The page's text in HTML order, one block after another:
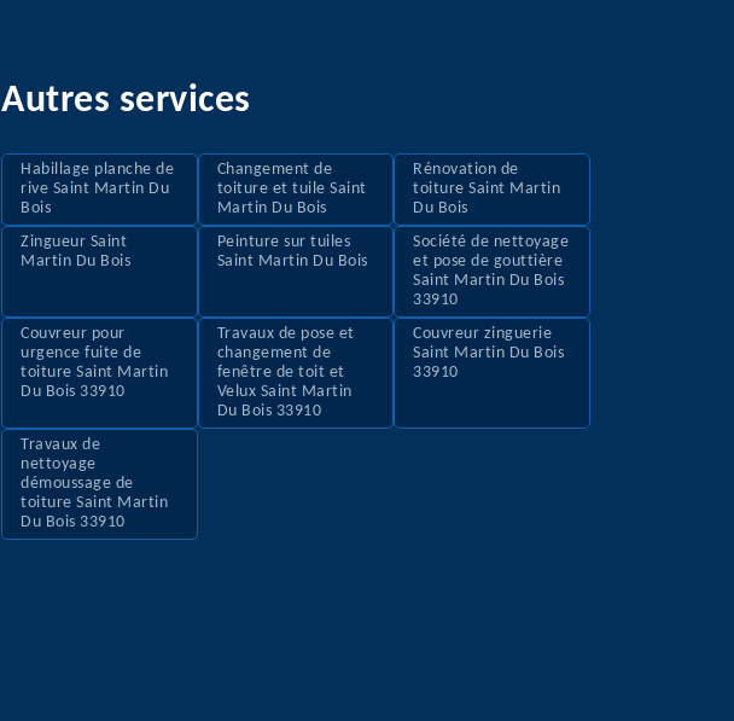
Autres services
Habillage planche de
rive Saint Martin Du
Bois
Changement de
toiture et tuile Saint
Martin Du Bois
Rénovation de
toiture Saint Martin
Du Bois
Zingueur Saint
Martin Du Bois
Peinture sur tuiles
Saint Martin Du Bois
Société de nettoyage
et pose de gouttière
Saint Martin Du Bois
33910
Couvreur pour
urgence fuite de
toiture Saint Martin
Du Bois 33910
Travaux de pose et
changement de
fenêtre de toit et
Velux Saint Martin
Du Bois 33910
Couvreur zinguerie
Saint Martin Du Bois
33910
Travaux de
nettoyage
démoussage de
toiture Saint Martin
Du Bois 33910